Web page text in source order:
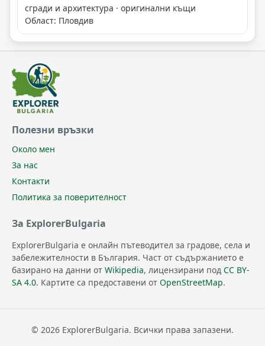
сгради и архитектура · оригинални къщи
Област: Пловдив
Полезни връзки
Около мен
За нас
Контакти
Политика за поверителност
За ExplorerBulgaria
ExplorerBulgaria е онлайн пътеводител за градове, села и
забележителности в България. Част от съдържанието е
базирано на данни от Wikipedia, лицензирани под CC BY-
SA 4.0. Картите са предоставени от OpenStreetMap.
© 2026 ExplorerBulgaria. Всички права запазени.